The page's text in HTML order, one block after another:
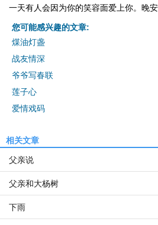
一天有人会因为你的笑容面爱上你。晚安
您可能感兴趣的文章:
煤油灯盏
战友情深
爷爷写春联
莲子心
爱情戏码
相关文章
父亲说
父亲和大杨树
下雨